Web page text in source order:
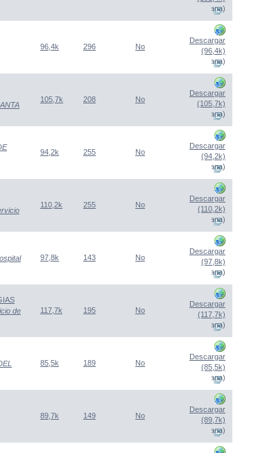
(Abre una nueva ventana)
96,4k 296 No
Descargar
(96,4k)
(Abre una nueva ventana)
105,7k 208 No
Descargar
(105,7k)
(Abre una nueva ventana)
94,2k 255 No
Descargar
(94,2k)
(Abre una nueva ventana)
110,2k 255 No
Descargar
(110,2k)
(Abre una nueva ventana)
97,8k 143 No
Descargar
(97,8k)
(Abre una nueva ventana)
de
117,7k 195 No
Descargar
(117,7k)
(Abre una nueva ventana)
85,5k 189 No
Descargar
(85,5k)
(Abre una nueva ventana)
89,7k 149 No
Descargar
(89,7k)
(Abre una nueva ventana)